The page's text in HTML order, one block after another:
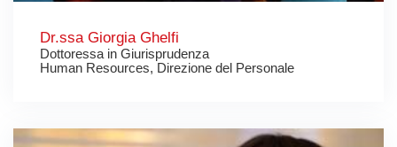
Dr.ssa Giorgia Ghelfi
Dottoressa in Giurisprudenza
Human Resources, Direzione del Personale